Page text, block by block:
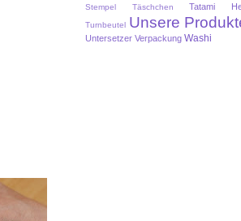
Stempel
Täschchen Tatami
Turnbeutel Unsere
Untersetzer Verpackung Washi